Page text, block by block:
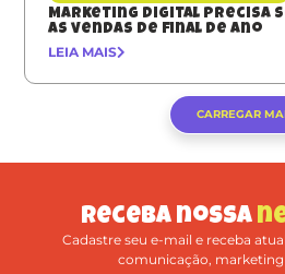
Marketing digital precisa
as vendas de final de ano
LEIA MAIS
CARREGAR
Receba nossa
Cadastre seu e-mail e receba
comunicação,